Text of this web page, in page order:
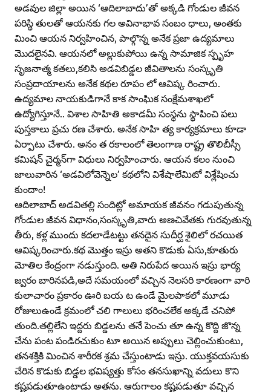
అడవుల జిల్లా అయిన ‘ఆదిలాబాదు’తో అక్కడి గోండుల జీవన
పరిస్థి తులతో ఆయనకు గల అవినాభావ సంబం ధాలు, అంతకు
మించి ఆయన నిర్వహించిన, పాల్గొన్న అనేక ప్రజా ఉద్యమాలు
మొదలైనవి. ఆయనలో అల్లుకుపోయి ఉన్న సామాజిక స్పృహ
సృజనాత్మ కతలు,కలిసి అడవిబిడ్డల జీవితాలను సంస్కృతి
సంప్రదాయాలను అనేక కథల రూపం లో ఆవిష్క రించారు.
ఉద్యమాల నాయకుడిగానే కాక సాంఘిక సంక్షేమశాఖలో
ఉద్యోగిస్తూనే.. విశాల సాహితి అకాడమీ సంస్థను స్థాపించి పలు
పుస్తకాలు ప్రచు రణ చేశారు. అనేక సాహి త్య కార్యక్రమాలు కూడా
ఏర్పాటు చేశారు. అనం త రకాలంలో తెలంగాణ రాష్ట్ర తొలిబీస్సీ
కమిషన్‌ చైర్మన్‌గా విధులు నిర్వహించారు. ఆయన కలం నుంచి
జాలువారిన ‘అడవిలోవెన్నెల’ కథలోని విశేషాలేమిటో విశ్లేషించు
కుందాం!
ఆదిలాబాద్‌ అడవితల్లి సందిట్లో అమాయక జీవనం గడుపుతున్న
గోండుల జీవన విధానం,సంస్కృతి,వారు అణచివేతకు గురవుతున్న
తీరు, కళ్ల ముందు కదలాడేటట్టు తనదైన సుదీర్ఘ శైలిలో రచయిత
ఆవిష్కరించారు.కథ మొత్తం ఇస్రు అతని కొడుకు ఏసు,కూతురు
మోతిల కేంద్రంగా నడుస్తుంది. అతి నిరుపేద అయిన ఇస్రు భార్య
జ్వరం బారినపడి,అదే సమయంలో వచ్చిన నెలసరి కారణంగా వారి
కులాచారం ప్రకారం ఊరి బయ ట ఉండే మైలపాకలో మూడు
రోజులుఉండే క్రమంలో చలి గాలులు భరించలేక అక్కడే చనిపో
తుంది.తల్లిలేని ఇద్దరు బిడ్డలను తనే పెంచు తూ ఉన్న కొద్ది జొన్న
చేను పంట పండిరచుకుం టూ అయిన అప్పులు చెల్లించుకుంటు,
తనశక్తికి మించిన శారీరక శ్రమ చేస్తుంటాడు ఇస్రు. యుక్తవయసుకు
చేరిన కొడుకు బిడ్డల భవిష్యత్తు కోసం తనసుఖాన్ని వదులు కొని
కష్టపడుతూఉంటాడు అతను. ఆరుగాలం కష్టపడుతూ వచ్చిన